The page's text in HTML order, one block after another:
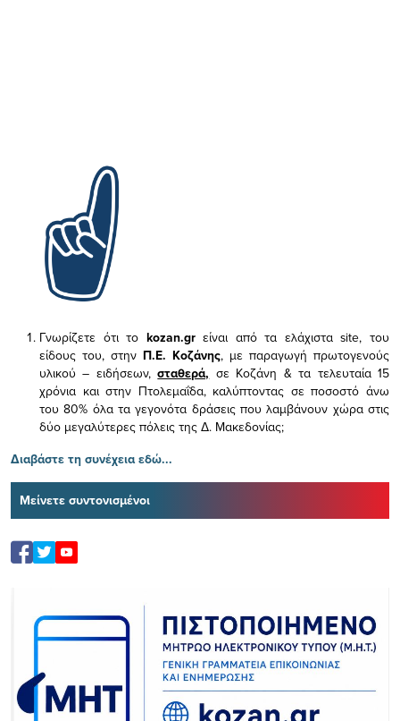
Γνωρίζετε ότι το kozan.gr είναι από τα ελάχισταsite, του
είδους του, στην Π.Ε. Κοζάνης, με παραγωγή πρωτογενούς
υλικού – ειδήσεων,σταθερά, σε Κοζάνη & τα τελευταία 15
χρόνια και στην Πτολεμαΐδα, καλύπτοντας σε ποσοστό άνω
του 80% όλα τα γεγονότα δράσεις που λαμβάνουν χώρα στις
δύο μεγαλύτερες πόλεις της Δ. Μακεδονίας;
Διαβάστε τη συνέχεια εδώ...
Μείνετε συντονισμένοι